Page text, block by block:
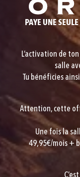
PAYE UNE
L’activation de
salle
Tu bénéficies
Attention, cette
Une fois la
49,95€/mois +